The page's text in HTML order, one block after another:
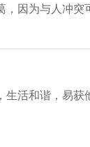
因为与人冲突
活和谐，易获